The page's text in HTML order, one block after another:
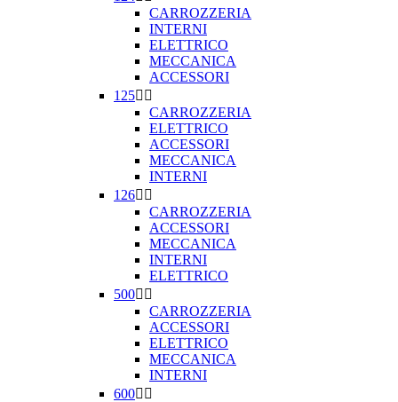
CARROZZERIA
INTERNI
ELETTRICO
MECCANICA
ACCESSORI
125 
CARROZZERIA
ELETTRICO
ACCESSORI
MECCANICA
INTERNI
126 
CARROZZERIA
ACCESSORI
MECCANICA
INTERNI
ELETTRICO
500 
CARROZZERIA
ACCESSORI
ELETTRICO
MECCANICA
INTERNI
600 